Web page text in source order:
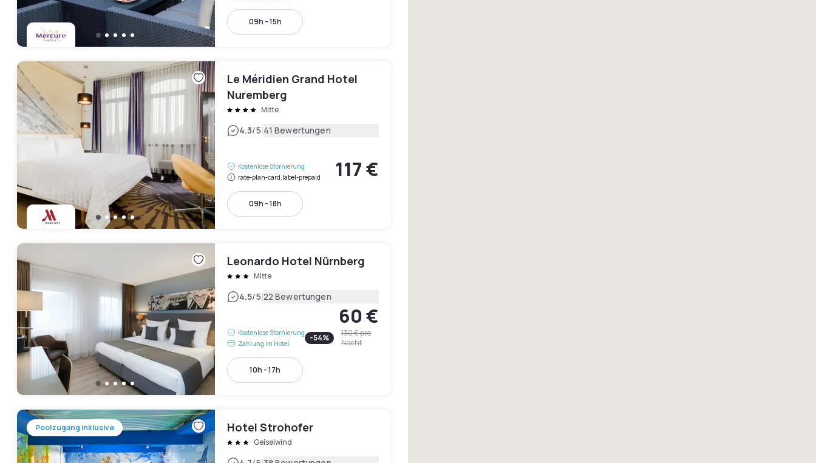
09h - 15h
Le Méridien Grand Hotel
Nuremberg
Mitte
4.3/5|41 Bewertungen
Kostenlose Stornierung
rate-plan-card.label-prepaid
117 €
09h - 18h
Leonardo Hotel Nürnberg
Mitte
4.5/5|22 Bewertungen
Kostenlose Stornierung
Zahlung im Hotel
60 €
-54% 130 €pro
Nacht
10h - 17h
Poolzugang inklusive Hotel Strohofer
Geiselwind